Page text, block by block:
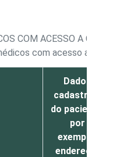
COM ACESSO A
com acesso a
Dados
cadastrais
do paciente,
por
exemplo,
endereço,